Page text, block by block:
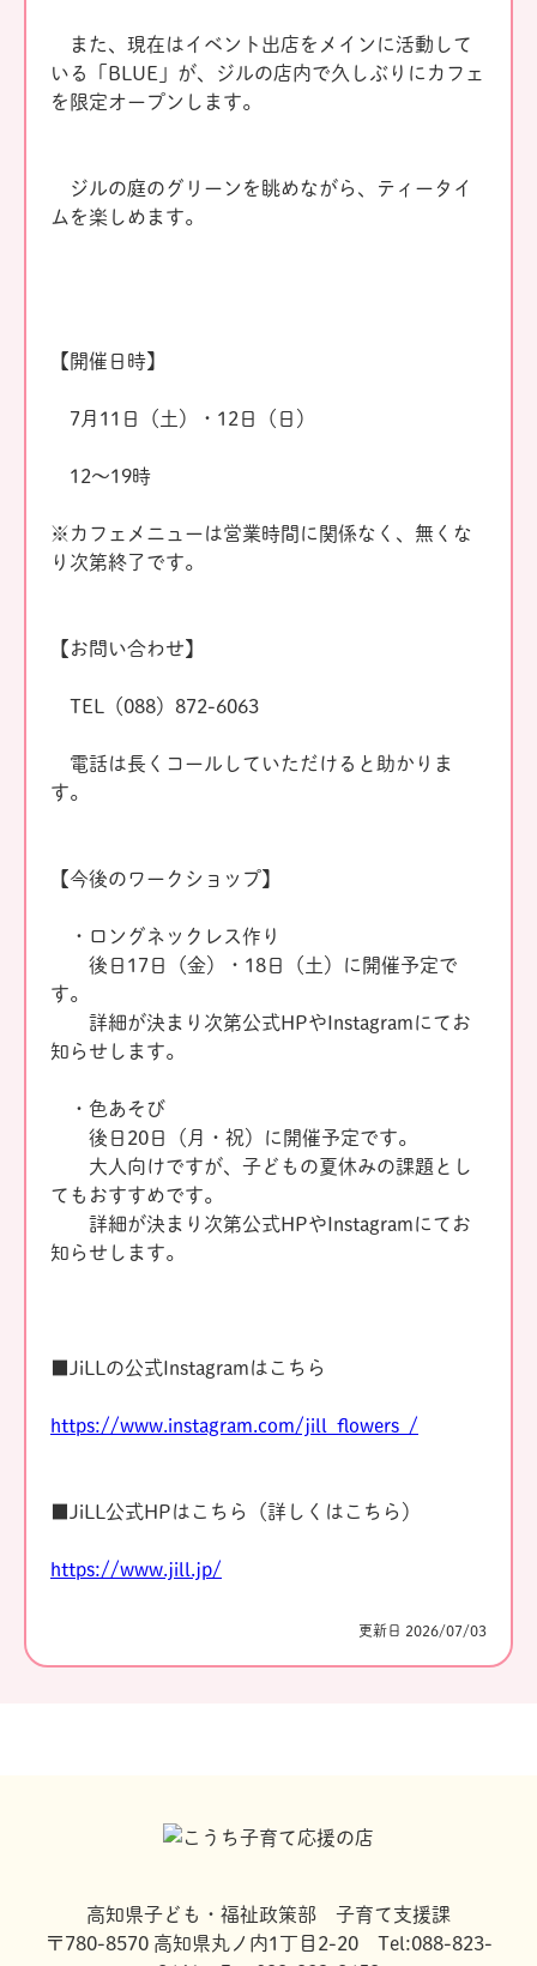
また、現在はイベント出店をメインに活動して
いる「BLUE」が、ジルの店内で久しぶりにカフェ
を限定オープンします。
ジルの庭のグリーンを眺めながら、ティータイ
ムを楽しめます。
【開催日時】
7月11日（土）・12日（日）
12〜19時
※カフェメニューは営業時間に関係なく、無くな
り次第終了です。
【お問い合わせ】
TEL（088）872-6063
電話は長くコールしていただけると助かりま
す。
【今後のワークショップ】
・ロングネックレス作り
後日17日（金）・18日（土）に開催予定で
す。
詳細が決まり次第公式HPやInstagramにてお
知らせします。
・色あそび
後日20日（月・祝）に開催予定です。
大人向けですが、子どもの夏休みの課題とし
てもおすすめです。
詳細が決まり次第公式HPやInstagramにてお
知らせします。
■JiLLの公式Instagramはこちら
https://www.instagram.com/jill_flowers_/
■JiLL公式HPはこちら（詳しくはこちら）
https://www.jill.jp/
更新日 2026/07/03
高知県子ども・福祉政策部 子育て支援課
〒780-8570 高知県丸ノ内1丁目2-20 Tel:088-823-